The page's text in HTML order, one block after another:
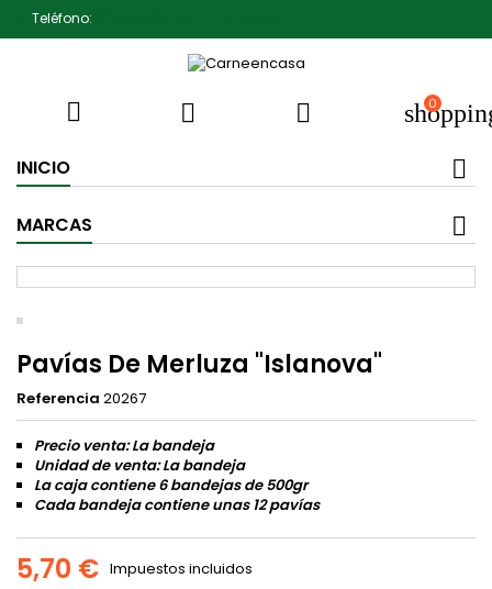
Teléfono:
   0
INICIO
MARCAS
Pavías De Merluza "Islanova"
Referencia 20267
Precio venta: La bandeja
Unidad de venta: La bandeja
La caja contiene 6 bandejas de 500gr
Cada bandeja contiene unas 12 pavías
5,70 € Impuestos incluidos